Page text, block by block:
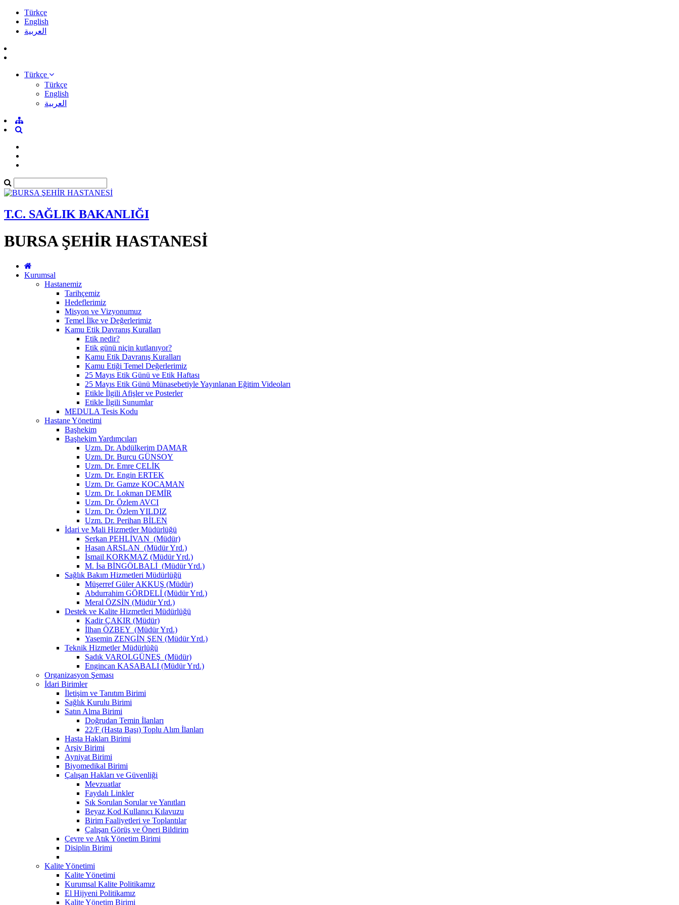
Türkçe
English
العربية
Türkçe
Türkçe
English
العربية
T.C. SAĞLIK BAKANLIĞI
BURSA ŞEHİR HASTANESİ
Kurumsal
Hastanemiz
Tarihçemiz
Hedeflerimiz
Misyon ve Vizyonumuz
Temel İlke ve Değerlerimiz
Kamu Etik Davranış Kuralları
Etik nedir?
Etik günü niçin kutlanıyor?
Kamu Etik Davranış Kuralları
Kamu Etiği Temel Değerlerimiz
25 Mayıs Etik Günü ve Etik Haftası
25 Mayıs Etik Günü Münasebetiyle Yayınlanan Eğitim Videoları
Etikle İlgili Afişler ve Posterler
Etikle İlgili Sunumlar
MEDULA Tesis Kodu
Hastane Yönetimi
Başhekim
Başhekim Yardımcıları
Uzm. Dr. Abdülkerim DAMAR
Uzm. Dr. Burcu GÜNSOY
Uzm. Dr. Emre ÇELİK
Uzm. Dr. Engin ERTEK
Uzm. Dr. Gamze KOCAMAN
Uzm. Dr. Lokman DEMİR
Uzm. Dr. Özlem AVCI
Uzm. Dr. Özlem YILDIZ
Uzm. Dr. Perihan BİLEN
İdari ve Mali Hizmetler Müdürlüğü
Serkan PEHLİVAN (Müdür)
Hasan ARSLAN (Müdür Yrd.)
İsmail KORKMAZ (Müdür Yrd.)
M. İsa BİNGÖLBALİ (Müdür Yrd.)
Sağlık Bakım Hizmetleri Müdürlüğü
Müşerref Güler AKKUŞ (Müdür)
Abdurrahim GÖRDELİ (Müdür Yrd.)
Meral ÖZSİN (Müdür Yrd.)
Destek ve Kalite Hizmetleri Müdürlüğü
Kadir ÇAKIR (Müdür)
İlhan ÖZBEY (Müdür Yrd.)
Yasemin ZENGİN ŞEN (Müdür Yrd.)
Teknik Hizmetler Müdürlüğü
Sadık VAROLGÜNEŞ (Müdür)
Engincan KASABALI (Müdür Yrd.)
Organizasyon Şeması
İdari Birimler
İletişim ve Tanıtım Birimi
Sağlık Kurulu Birimi
Satın Alma Birimi
Doğrudan Temin İlanları
22/F (Hasta Başı) Toplu Alım İlanları
Hasta Hakları Birimi
Arşiv Birimi
Ayniyat Birimi
Biyomedikal Birimi
Çalışan Hakları ve Güvenliği
Mevzuatlar
Faydalı Linkler
Sık Sorulan Sorular ve Yanıtları
Beyaz Kod Kullanıcı Kılavuzu
Birim Faaliyetleri ve Toplantılar
Çalışan Görüş ve Öneri Bildirim
Çevre ve Atık Yönetim Birimi
Disiplin Birimi
Kalite Yönetimi
Kalite Yönetimi
Kurumsal Kalite Politikamız
El Hijyeni Politikamız
Kalite Yönetim Birimi